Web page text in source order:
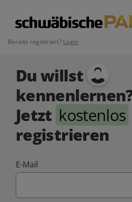
Bereits registriert? Login
Du willst
Jetzt kostenlos
registrieren
E-Mail